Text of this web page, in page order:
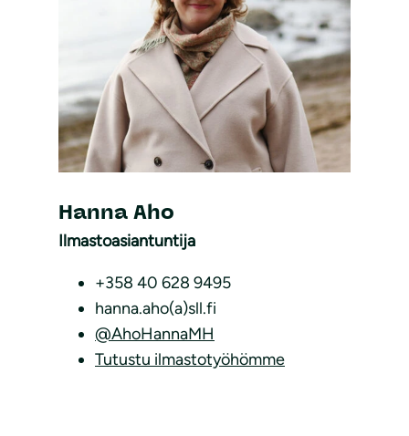
Ilmastoasiantuntija
Hanna Aho
+358 40 628 9495
hanna.aho(a)sll.fi
@AhoHannaMH
Tutustu ilmastotyöhömme